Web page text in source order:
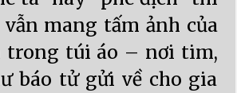
mang tấm ảnh của
trong túi áo – nơi tim,
báo tử gửi về cho gia